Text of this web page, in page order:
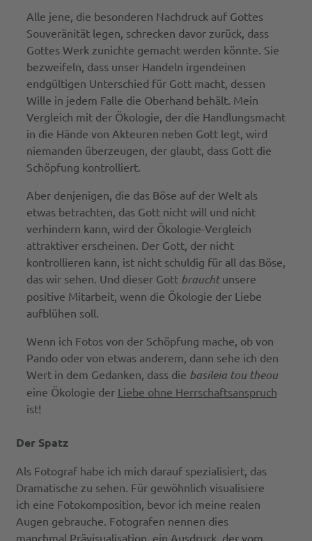
Alle jene, die besonderen Nachdruck auf Gottes
Souveränität legen, schrecken davor zurück, dass
Gottes Werk zunichte gemacht werden könnte. Sie
bezweifeln, dass unser Handeln irgendeinen
endgültigen Unterschied für Gott macht, dessen
Wille in jedem Falle die Oberhand behält. Mein
Vergleich mit der Ökologie, der die Handlungsmacht
in die Hände von Akteuren neben Gott legt, wird
niemanden überzeugen, der glaubt, dass Gott die
Schöpfung kontrolliert.
Aber denjenigen, die das Böse auf der Welt als
etwas betrachten, das Gott nicht will und nicht
verhindern kann, wird der Ökologie-Vergleich
attraktiver erscheinen. Der Gott, der nicht
kontrollieren kann, ist nicht schuldig für all das Böse,
das wir sehen. Und dieser Gott brauchtunsere
positive Mitarbeit, wenn die Ökologie der Liebe
aufblühen soll.
Wenn ich Fotos von der Schöpfung mache, ob von
Pando oder von etwas anderem, dann sehe ich den
Wert in dem Gedanken, dass die basileia tou theou
eine Ökologie der Liebe ohne Herrschaftsanspruch
ist!
Der Spatz
Als Fotograf habe ich mich darauf spezialisiert, das
Dramatische zu sehen. Für gewöhnlich visualisiere
ich eine Fotokomposition, bevor ich meine realen
Augen gebrauche. Fotografen nennen dies
manchmal Prävisualisation, ein Ausdruck, der vom